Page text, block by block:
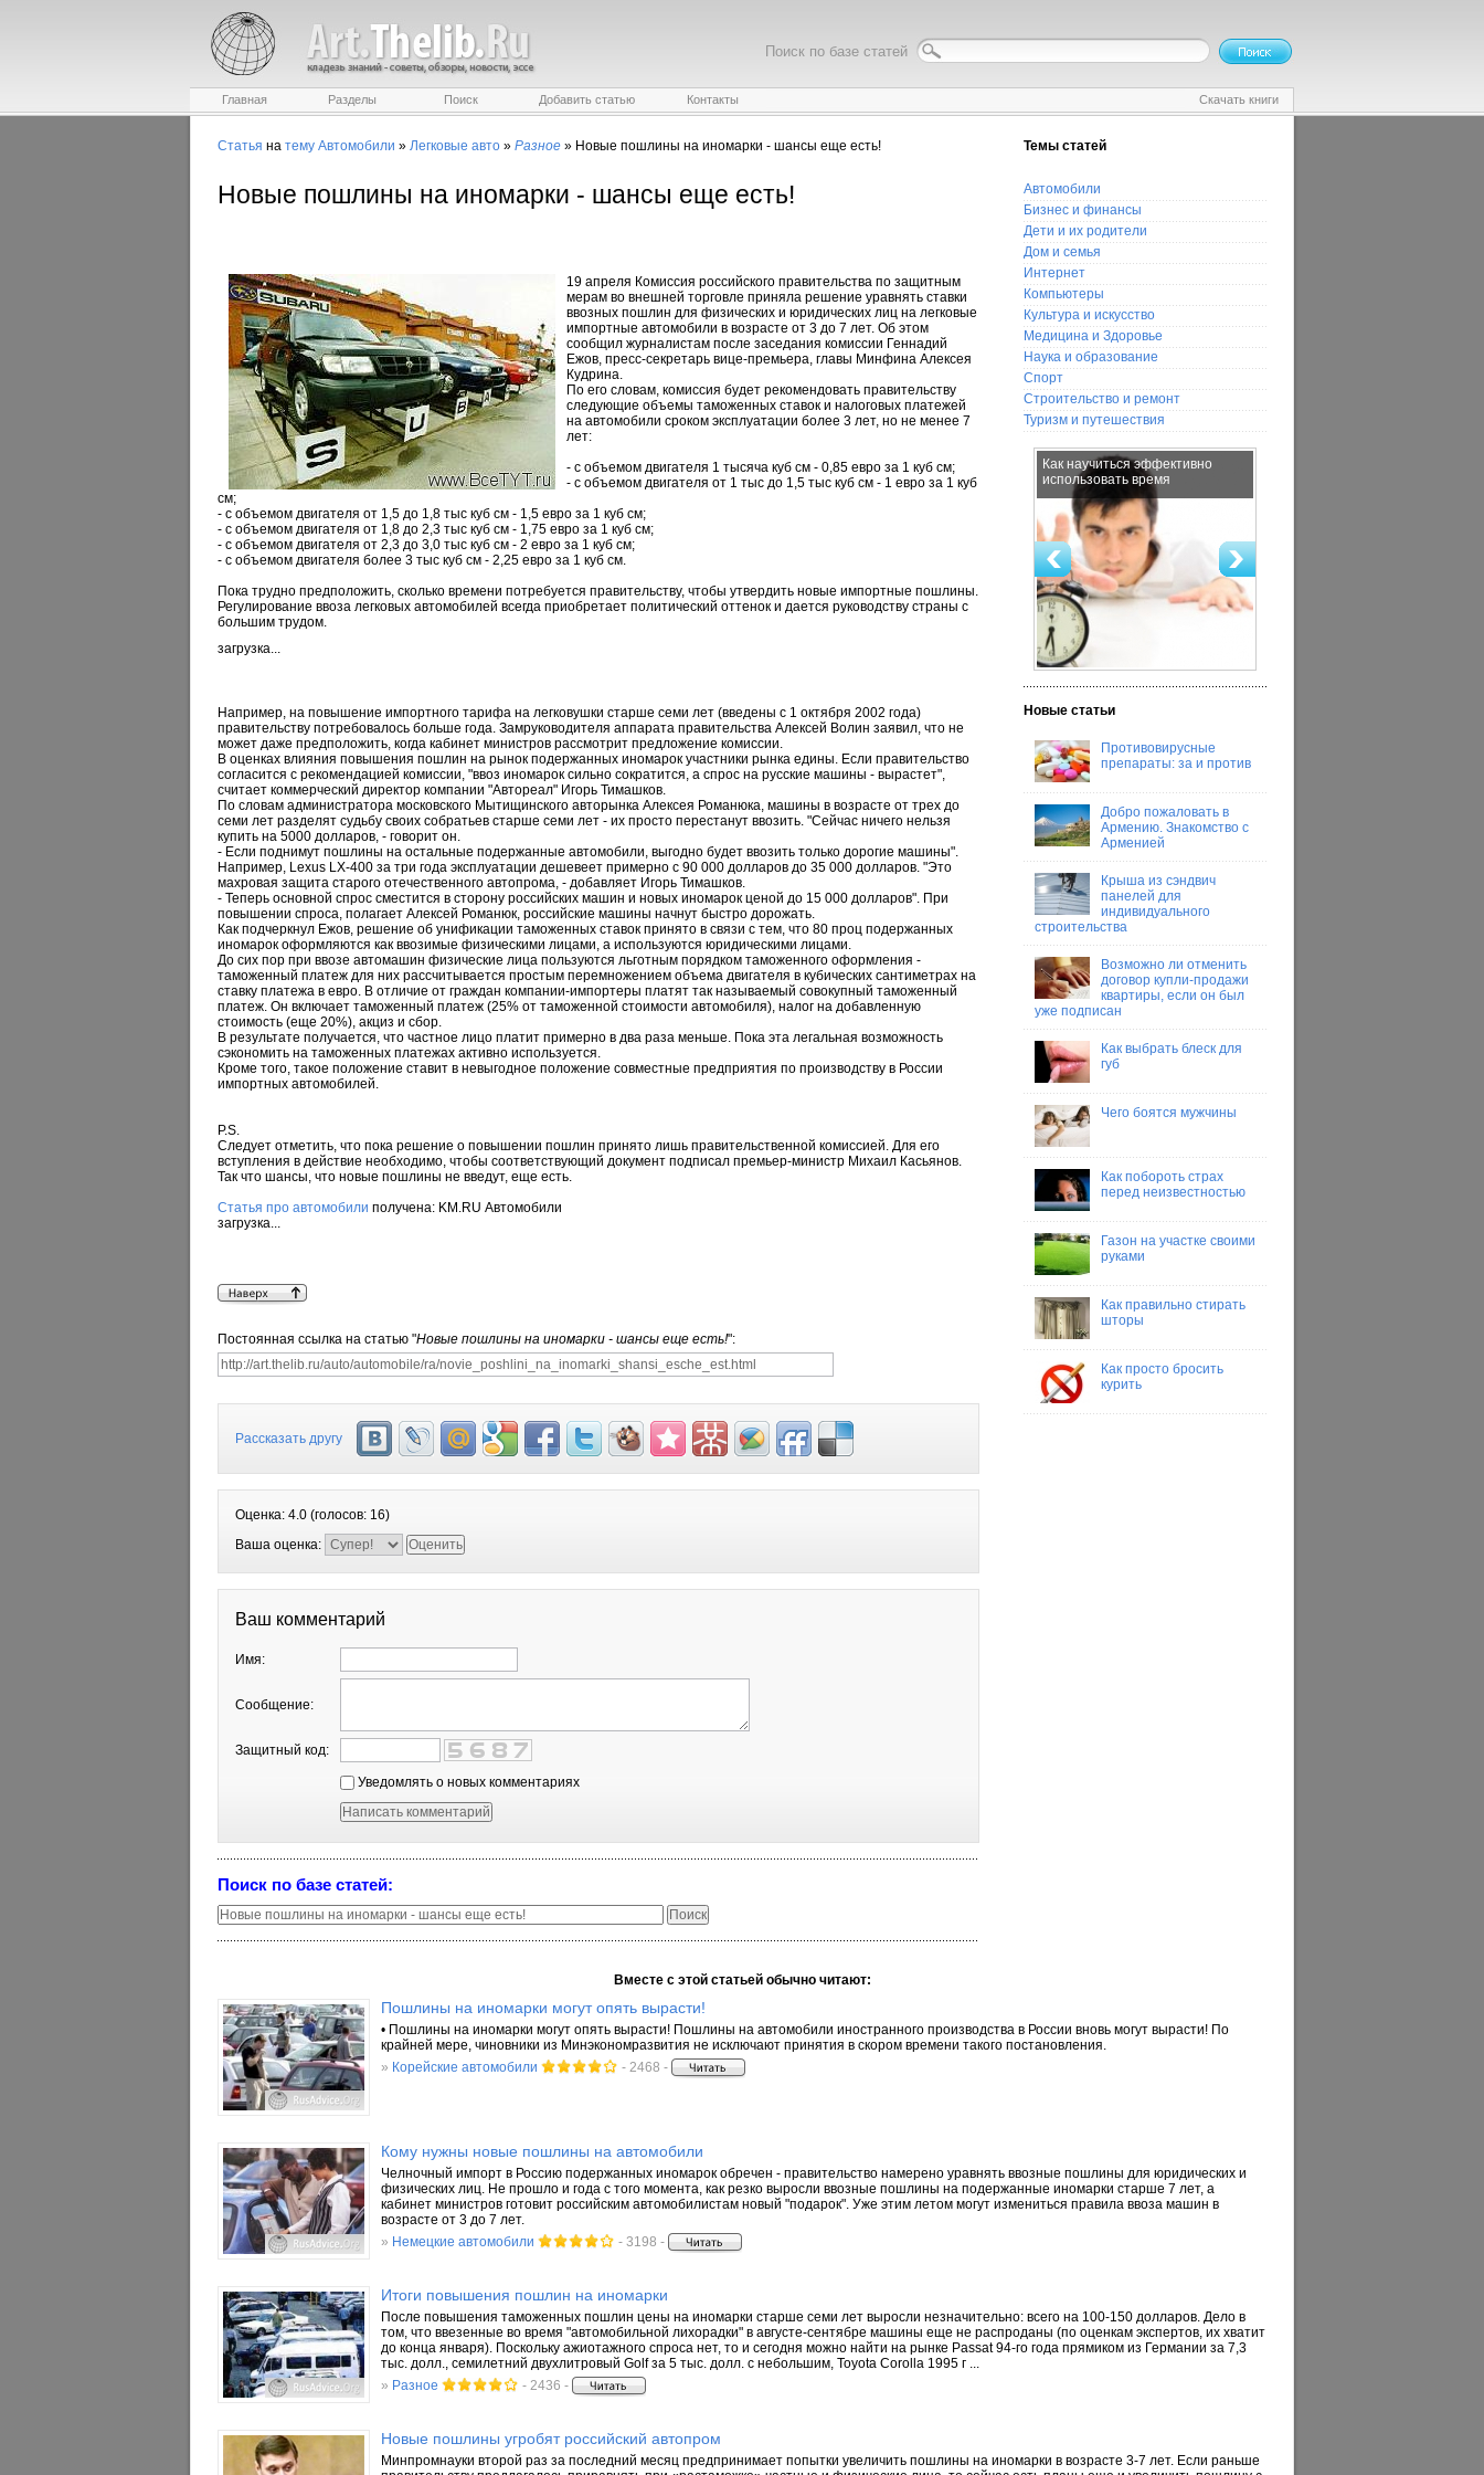
Поиск по базе статей
Главная Разделы Поиск Добавить статью Контакты Скачать книги
Статья на тему Автомобили » Легковые авто » Разное » Новые пошлины на иномарки - шансы еще есть!
Новые пошлины на иномарки - шансы еще есть!
19 апреля Комиссия российского правительства по защитным
мерам во внешней торговле приняла решение уравнять ставки
ввозных пошлин для физических и юридических лиц на легковые
импортные автомобили в возрасте от 3 до 7 лет. Об этом
сообщил журналистам после заседания комиссии Геннадий
Ежов, пресс-секретарь вице-премьера, главы Минфина Алексея
Кудрина.
По его словам, комиссия будет рекомендовать правительству
следующие объемы таможенных ставок и налоговых платежей
на автомобили сроком эксплуатации более 3 лет, но не менее 7
лет:
- с объемом двигателя 1 тысяча куб см - 0,85 евро за 1 куб см;
- с объемом двигателя от 1 тыс до 1,5 тыс куб см - 1 евро за 1 куб
см;
- с объемом двигателя от 1,5 до 1,8 тыс куб см - 1,5 евро за 1 куб см;
- с объемом двигателя от 1,8 до 2,3 тыс куб см - 1,75 евро за 1 куб см;
- с объемом двигателя от 2,3 до 3,0 тыс куб см - 2 евро за 1 куб см;
- с объемом двигателя более 3 тыс куб см - 2,25 евро за 1 куб см.
Пока трудно предположить, сколько времени потребуется правительству, чтобы утвердить новые импортные пошлины.
Регулирование ввоза легковых автомобилей всегда приобретает политический оттенок и дается руководству страны с
большим трудом.
загрузка...
Например, на повышение импортного тарифа на легковушки старше семи лет (введены с 1 октября 2002 года)
правительству потребовалось больше года. Замруководителя аппарата правительства Алексей Волин заявил, что не
может даже предположить, когда кабинет министров рассмотрит предложение комиссии.
В оценках влияния повышения пошлин на рынок подержанных иномарок участники рынка едины. Если правительство
согласится с рекомендацией комиссии, "ввоз иномарок сильно сократится, а спрос на русские машины - вырастет",
считает коммерческий директор компании "Автореал" Игорь Тимашков.
По словам администратора московского Мытищинского авторынка Алексея Романюка, машины в возрасте от трех до
семи лет разделят судьбу своих собратьев старше семи лет - их просто перестанут ввозить. "Сейчас ничего нельзя
купить на 5000 долларов, - говорит он.
- Если поднимут пошлины на остальные подержанные автомобили, выгодно будет ввозить только дорогие машины".
Например, Lexus LX-400 за три года эксплуатации дешевеет примерно с 90 000 долларов до 35 000 долларов. "Это
махровая защита старого отечественного автопрома, - добавляет Игорь Тимашков.
- Теперь основной спрос сместится в сторону российских машин и новых иномарок ценой до 15 000 долларов". При
повышении спроса, полагает Алексей Романюк, российские машины начнут быстро дорожать.
Как подчеркнул Ежов, решение об унификации таможенных ставок принято в связи с тем, что 80 проц подержанных
иномарок оформляются как ввозимые физическими лицами, а используются юридическими лицами.
До сих пор при ввозе автомашин физические лица пользуются льготным порядком таможенного оформления -
таможенный платеж для них рассчитывается простым перемножением объема двигателя в кубических сантиметрах на
ставку платежа в евро. В отличие от граждан компании-импортеры платят так называемый совокупный таможенный
платеж. Он включает таможенный платеж (25% от таможенной стоимости автомобиля), налог на добавленную
стоимость (еще 20%), акциз и сбор.
В результате получается, что частное лицо платит примерно в два раза меньше. Пока эта легальная возможность
сэкономить на таможенных платежах активно используется.
Кроме того, такое положение ставит в невыгодное положение совместные предприятия по производству в России
импортных автомобилей.
P.S.
Cледует отметить, что пока решение о повышении пошлин принято лишь правительственной комиссией. Для его
вступления в действие необходимо, чтобы соответствующий документ подписал премьер-министр Михаил Касьянов.
Так что шансы, что новые пошлины не введут, еще есть.
Статья про автомобили получена: KM.RU Автомобили
загрузка...
Постоянная ссылка на статью "Новые пошлины на иномарки - шансы еще есть!":
Рассказать другу
Оценка: 4.0 (голосов: 16)
Ваша оценка:
Ваш комментарий
Имя:
Сообщение:
Защитный код:
Уведомлять о новых комментариях
Поиск по базе статей:
Темы статей
Автомобили
Бизнес и финансы
Дети и их родители
Дом и семья
Интернет
Компьютеры
Культура и искусство
Медицина и Здоровье
Наука и образование
Спорт
Строительство и ремонт
Туризм и путешествия
Как научиться эффективно
использовать время
Новые статьи
Противовирусные
препараты: за и против
Добро пожаловать в
Армению. Знакомство с
Арменией
Крыша из сэндвич
панелей для
индивидуального
строительства
Возможно ли отменить
договор купли-продажи
квартиры, если он был
уже подписан
Как выбрать блеск для
губ
Чего боятся мужчины
Как побороть страх
перед неизвестностью
Газон на участке своими
руками
Как правильно стирать
шторы
Как просто бросить
курить
Вместе с этой статьей обычно читают:
Пошлины на иномарки могут опять вырасти!
• Пошлины на иномарки могут опять вырасти! Пошлины на автомобили иностранного производства в России вновь могут вырасти! По
крайней мере, чиновники из Минэкономразвития не исключают принятия в скором времени такого постановления.
» Корейские автомобили - 2468 -
Кому нужны новые пошлины на автомобили
Челночный импорт в Россию подержанных иномарок обречен - правительство намерено уравнять ввозные пошлины для юридических и
физических лиц. Не прошло и года с того момента, как резко выросли ввозные пошлины на подержанные иномарки старше 7 лет, а
кабинет министров готовит российским автомобилистам новый "подарок". Уже этим летом могут измениться правила ввоза машин в
возрасте от 3 до 7 лет.
» Немецкие автомобили - 3198 -
Итоги повышения пошлин на иномарки
После повышения таможенных пошлин цены на иномарки старше семи лет выросли незначительно: всего на 100-150 долларов. Дело в
том, что ввезенные во время "автомобильной лихорадки" в августе-сентябре машины еще не распроданы (по оценкам экспертов, их хватит
до конца января). Поскольку ажиотажного спроса нет, то и сегодня можно найти на рынке Passat 94-го года прямиком из Германии за 7,3
тыс. долл., семилетний двухлитровый Golf за 5 тыс. долл. с небольшим, Toyota Corolla 1995 г ...
» Разное - 2436 -
Новые пошлины угробят российский автопром
Минпромнауки второй раз за последний месяц предпринимает попытки увеличить пошлины на иномарки в возрасте 3-7 лет. Если раньше